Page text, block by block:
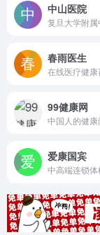
中山医院
春雨医生
在线医疗健康
99健康网
中国人的健
爱康国宾